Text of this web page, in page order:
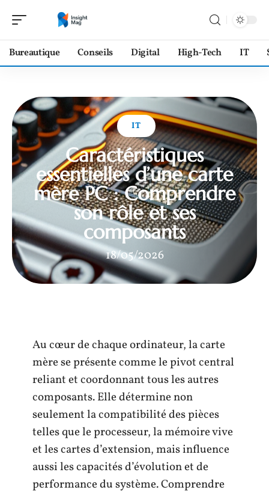
Bureautique Conseils Digital High-Tech IT
IT
Caractéristiques
essentielles d’une carte
mère PC : Comprendre
son rôle et ses
composants
18/05/2026
Au cœur de chaque ordinateur, la carte
mère se présente comme le pivot central
reliant et coordonnant tous les autres
composants. Elle détermine non
seulement la compatibilité des pièces
telles que le processeur, la mémoire vive
et les cartes d’extension, mais influence
aussi les capacités d’évolution et de
performance du système. Comprendre